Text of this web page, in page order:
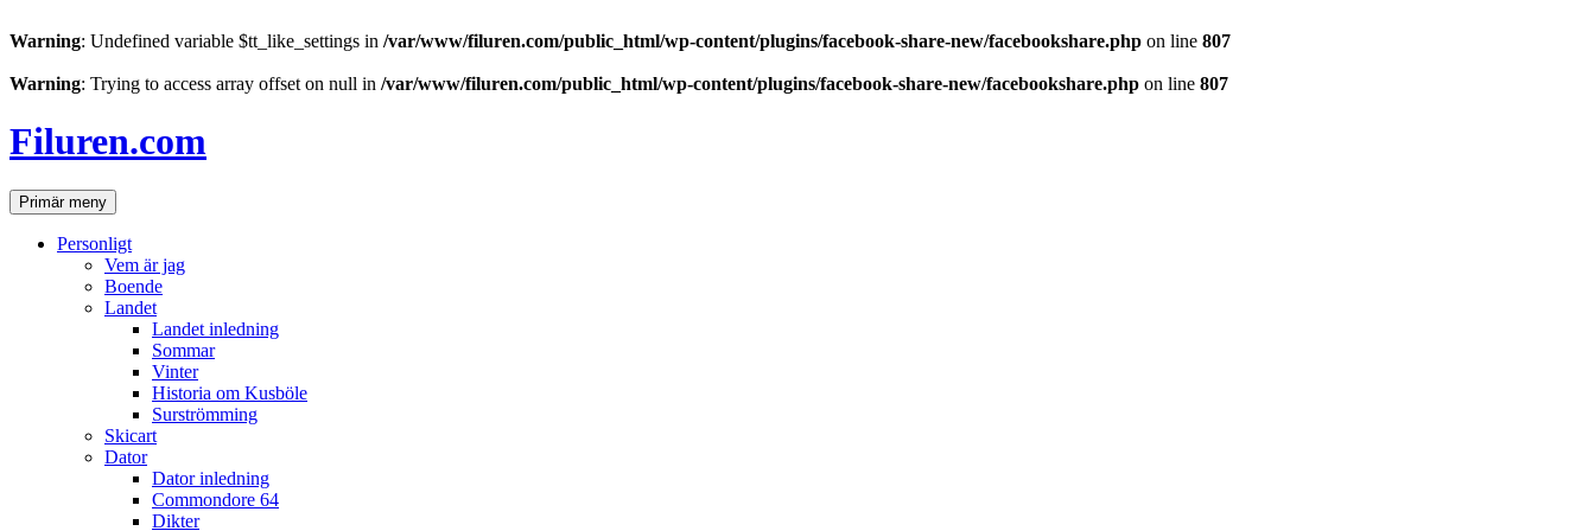
Warning: Undefined variable $tt_like_settings in /var/www/filuren.com/public_html/wp-content/plugins/facebook-share-new/facebookshare.php on line 807
Warning: Trying to access array offset on null in /var/www/filuren.com/public_html/wp-content/plugins/facebook-share-new/facebookshare.php on line 807
till
innehåll
Filuren.com
SökPrimär meny
Personligt
Vem är jag
Boende
Landet
Landet inledning
Sommar
Vinter
Historia om Kusböle
Surströmming
Skicart
Dator
Dator inledning
Commondore 64
Dikter